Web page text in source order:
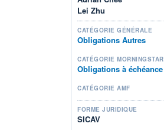
Lei Zhu
CATÉGORIE GÉNÉRALE
Obligations Autres
CATÉGORIE MORNINGSTAR
Obligations à échéance
CATÉGORIE AMF
FORME JURIDIQUE
SICAV